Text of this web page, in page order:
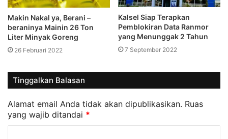
Makin Nakal ya, Berani –
beraninya Mainin 26 Ton
Liter Minyak Goreng
26 Februari 2022
Kalsel Siap Terapkan
Pemblokiran Data Ranmor
yang Menunggak 2 Tahun
7 September 2022
Tinggalkan Balasan
Alamat email Anda tidak akan dipublikasikan. Ruas
yang wajib ditandai *